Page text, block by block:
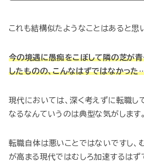
これも結構似たようなことはあると思
今の境遇に愚痴をこぼして隣の芝が青
したものの、こんなはずではなかっ
現代においては、深く考えずに転職し
なるなんていうのは典型な気がします。
転職自体は悪いことではないですし、
が高まる現代ではむしろ加速するはず